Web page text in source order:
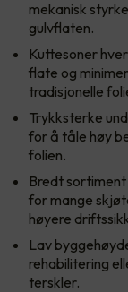
mekanisk
gulvflaten.
Kuttesoner
flate og
tradisjonelle
Trykksterke
for å tåle høy
folien.
Bredt
for mange
høyere
Lav
rehabilitering
terskler.